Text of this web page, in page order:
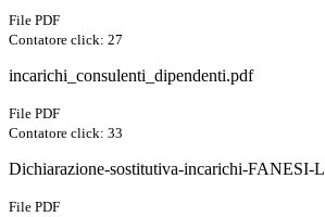
File PDF
Contatore click: 27
incarichi_consulenti_dipendenti.pdf
File PDF
Contatore click: 33
Dichiarazione-sostitutiva-incarichi-FANESI-
File PDF